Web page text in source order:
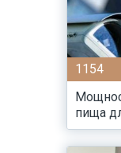
1154
пища